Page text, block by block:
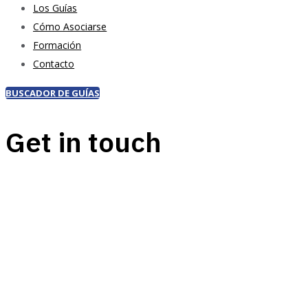
Los Guías
Cómo Asociarse
Formación
Contacto
BUSCADOR DE GUÍAS
Get in touch